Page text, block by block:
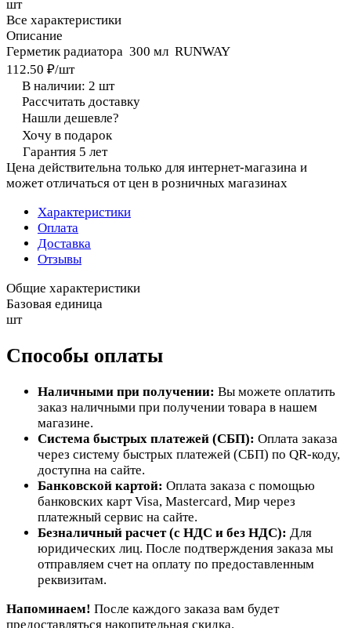
шт
Все характеристики
Описание
Герметик радиатора 300 мл RUNWAY
112.50 ₽/шт
В наличии: 2 шт
Рассчитать доставку
Нашли дешевле?
Хочу в подарок
Гарантия 5 лет
Цена действительна только для интернет-магазина и
может отличаться от цен в розничных магазинах
Характеристики
Оплата
Доставка
Отзывы
Общие характеристики
Базовая единица
шт
Способы оплаты
Наличными при получении: Вы можете оплатить
заказ наличными при получении товара в нашем
магазине.
Система быстрых платежей (СБП): Оплата заказа
через систему быстрых платежей (СБП) по QR-коду,
доступна на сайте.
Банковской картой: Оплата заказа с помощью
банковских карт Visa, Mastercard, Мир через
платежный сервис на сайте.
Безналичный расчет (с НДС и без НДС): Для
юридических лиц. После подтверждения заказа мы
отправляем счет на оплату по предоставленным
реквизитам.
Напоминаем! После каждого заказа вам будет
предоставляться накопительная скидка.